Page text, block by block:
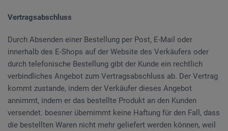
Vertragsabschluss
Durch Absenden einer Bestellung per Post, E-Mail oder
innerhalb des E-Shops auf der Website des Verkäufers oder
durch telefonische Bestellung gibt der Kunde ein rechtlich
verbindliches Angebot zum Vertragsabschluss ab. Der Vertrag
kommt zustande, indem der Verkäufer dieses Angebot
annimmt, indem er das bestellte Produkt an den Kunden
versendet. boesner übernimmt keine Haftung für den Fall, dass
die bestellten Waren nicht mehr geliefert werden können, weil